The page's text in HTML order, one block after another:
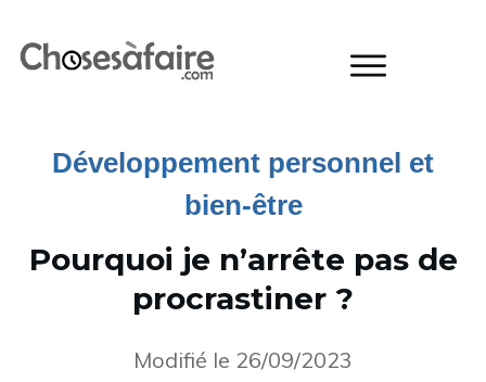
Développement personnel et
bien-être
Pourquoi je n’arrête pas de
procrastiner ?
Modifié le 26/09/2023